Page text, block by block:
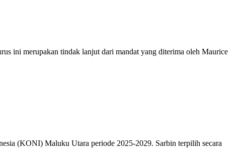
ini merupakan tindak lanjut dari mandat yang diterima oleh Maurice
(KONI) Maluku Utara periode 2025-2029. Sarbin terpilih secara